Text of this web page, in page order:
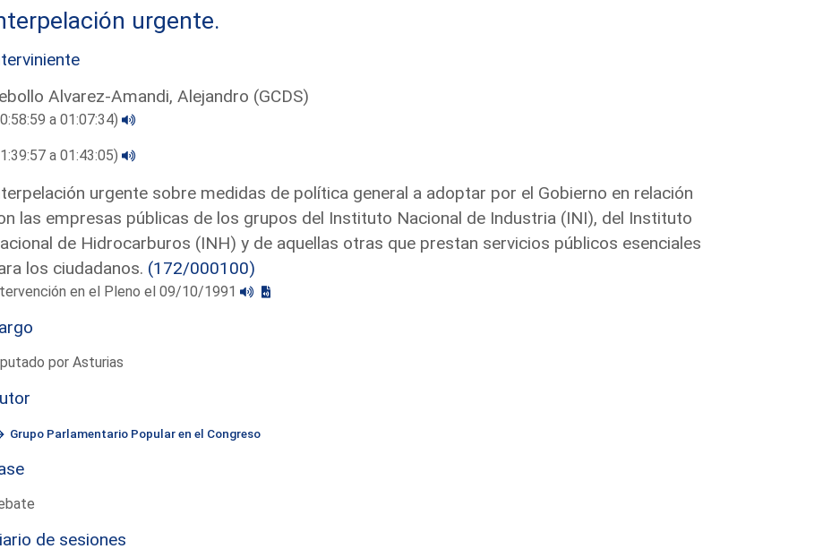
urgente.
Alvarez-Amandi, Alejandro (GCDS)
a 01:07:34)
a 01:43:05)
urgente sobre medidas de política general a adoptar por el Gobierno en relación
las empresas públicas de los grupos del Instituto Nacional de Industria (INI), del Instituto
de Hidrocarburos (INH) y de aquellas otras que prestan servicios públicos esenciales
los ciudadanos. (172/000100)
en el Pleno el 09/10/1991
por Asturias
Grupo Parlamentario Popular en el Congreso
de sesiones